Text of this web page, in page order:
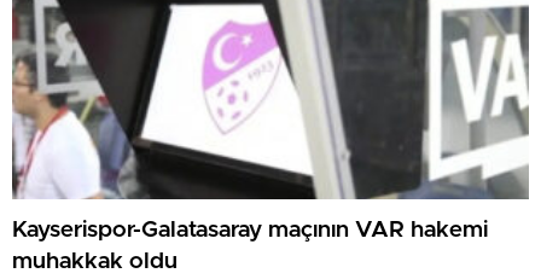
Kayserispor-Galatasaray maçının VAR hakemi
muhakkak oldu